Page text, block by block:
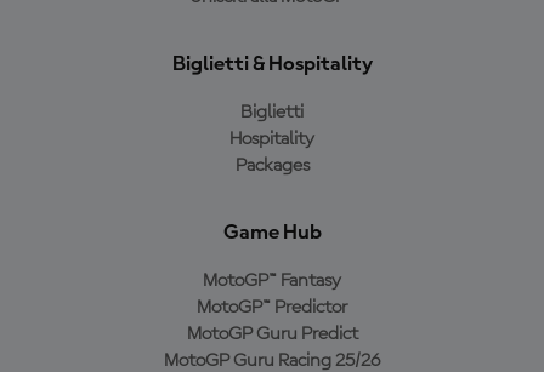
Biglietti & Hospitality
Biglietti
Hospitality
Packages
Game Hub
MotoGP™ Fantasy
MotoGP™ Predictor
MotoGP Guru Predict
MotoGP Guru Racing 25/26